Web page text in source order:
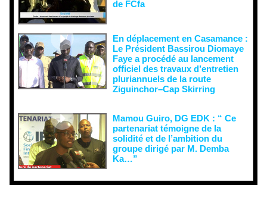
de FCfa ‎
En déplacement en Casamance :
Le Président Bassirou Diomaye
Faye a procédé au lancement
officiel des travaux d’entretien
pluriannuels de la route
Ziguinchor–Cap Skirring
Mamou Guiro, DG EDK : “ Ce
partenariat témoigne de la
solidité et de l’ambition du
groupe dirigé par M. Demba
Ka…”